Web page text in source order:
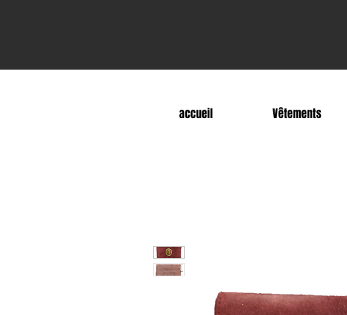
accueil Vêtements